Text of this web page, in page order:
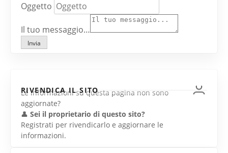
Oggetto
Il tuo messaggio…
Invia
RIVENDICA IL SITO
Le informazioni su questa pagina non sono
aggiornate?
👤 Sei il proprietario di questo sito?
Registrati per rivendicarlo e aggiornare le
informazioni.